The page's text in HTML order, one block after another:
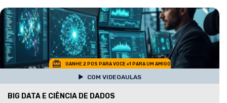
GANHE 2 POS PARA VOCE +1 PARA UM AMIGO
COM VIDEOAULAS
BIG DATA E CIÊNCIA DE DADOS